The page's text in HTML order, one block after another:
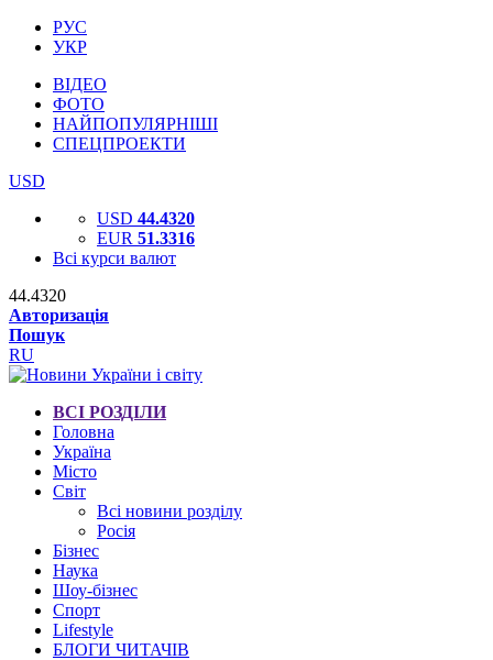
РУС
УКР
ВІДЕО
ФОТО
НАЙПОПУЛЯРНІШІ
СПЕЦПРОЕКТИ
USD
USD 44.4320
EUR 51.3316
Всі курси валют
44.4320
Авторизація
Пошук
RU
ВСІ РОЗДІЛИ
Головна
Україна
Місто
Світ
Всі новини розділу
Росія
Бізнес
Наука
Шоу-бізнес
Спорт
Lifestyle
БЛОГИ ЧИТАЧІВ